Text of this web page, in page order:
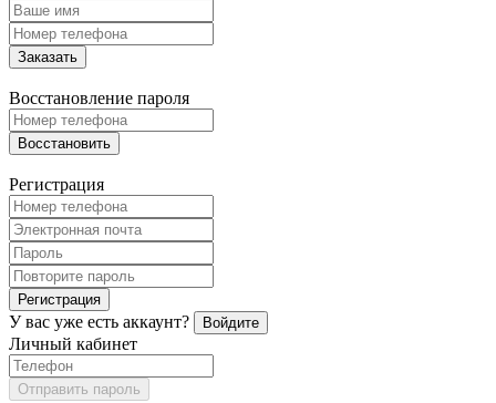
Заказать
Восстановление пароля
Восстановить
Регистрация
Регистрация
У вас уже есть аккаунт? Войдите
Личный кабинет
Отправить пароль